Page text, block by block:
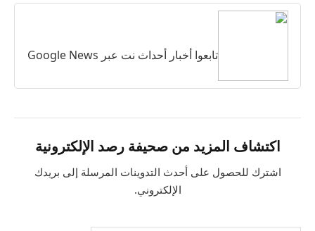
تابعوا أخبار أحداث نت عبر Google News
اكتشاف المزيد من صحيفة رصد الإلكترونية
اشترك للحصول على أحدث التدوينات المرسلة إلى بريدك
الإلكتروني.
كتابة بريدك الإلكتروني...